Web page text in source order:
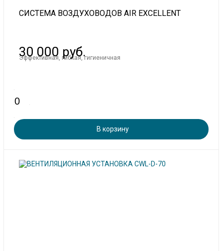
СИСТЕМА ВОЗДУХОВОДОВ AIR EXCELLENT
Эффективная, гибкая, гигиеничная
30 000 руб.
В корзину